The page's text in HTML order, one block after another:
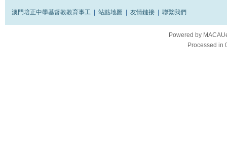
澳門培正中學基督教教育事工 站點地圖 友情鏈接 聯繫我們
Powered by
Processed in